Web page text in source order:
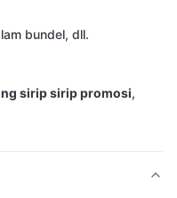
bundel, dll.
sirip sirip promosi,